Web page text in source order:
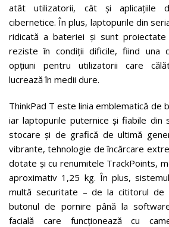
atât utilizatorii, cât și aplicațiile
cibernetice. În plus, laptopurile din
ridicată a bateriei și sunt
reziste în condiții dificile, fiind una
opțiuni pentru utilizatorii care
lucrează în medii dure.
ThinkPad T este linia emblematică de
iar laptopurile puternice și fiabile din
stocare și de grafică de ultimă
vibrante, tehnologie de încărcare
dotate și cu renumitele TrackPoints,
aproximativ 1,25 kg. În plus,
multă securitate – de la cititorul de
butonul de pornire până la
facială care funcționează cu